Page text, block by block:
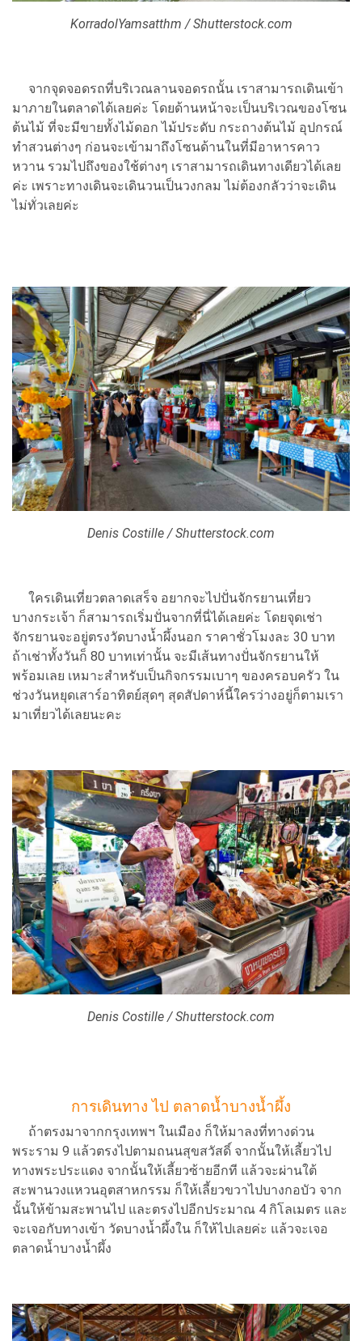
KorradolYamsatthm / Shutterstock.com
จากจุดจอดรถที่บริเวณลานจอดรถนั้น เราสามารถเดินเข้า
มาภายในตลาดได้เลยค่ะ โดยด้านหน้าจะเป็นบริเวณของโซน
ต้นไม้ ที่จะมีขายทั้งไม้ดอก ไม้ประดับ กระถางต้นไม้ อุปกรณ์
ทำสวนต่างๆ ก่อนจะเข้ามาถึงโซนด้านในที่มีอาหารคาว
หวาน รวมไปถึงของใช้ต่างๆ เราสามารถเดินทางเดียวได้เลย
ค่ะ เพราะทางเดินจะเดินวนเป็นวงกลม ไม่ต้องกลัวว่าจะเดิน
ไม่ทั่วเลยค่ะ
Denis Costille / Shutterstock.com
ใครเดินเที่ยวตลาดเสร็จ อยากจะไปปั่นจักรยานเที่ยว
บางกระเจ้า ก็สามารถเริ่มปั่นจากที่นี่ได้เลยค่ะ โดยจุดเช่า
จักรยานจะอยู่ตรงวัดบางน้ำผึ้งนอก ราคาชั่วโมงละ 30 บาท
ถ้าเช่าทั้งวันก็ 80 บาทเท่านั้น จะมีเส้นทางปั่นจักรยานให้
พร้อมเลย เหมาะสำหรับเป็นกิจกรรมเบาๆ ของครอบครัว ใน
ช่วงวันหยุดเสาร์อาทิตย์สุดๆ สุดสัปดาห์นี้ใครว่างอยู่ก็ตามเรา
มาเที่ยวได้เลยนะคะ
Denis Costille / Shutterstock.com
การเดินทาง ไป ตลาดน้ำบางน้ำผึ้ง
ถ้าตรงมาจากกรุงเทพฯ ในเมือง ก็ให้มาลงที่ทางด่วน
พระราม 9 แล้วตรงไปตามถนนสุขสวัสดิ์ จากนั้นให้เลี้ยวไป
ทางพระประแดง จากนั้นให้เลี้ยวซ้ายอีกที แล้วจะผ่านใต้
สะพานวงแหวนอุตสาหกรรม ก็ให้เลี้ยวขวาไปบางกอบัว จาก
นั้นให้ข้ามสะพานไป และตรงไปอีกประมาณ 4 กิโลเมตร และ
จะเจอกับทางเข้า วัดบางน้ำผึ้งใน ก็ให้ไปเลยค่ะ แล้วจะเจอ
ตลาดน้ำบางน้ำผึ้ง